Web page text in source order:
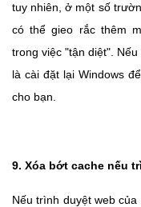
tuy nhiên, ở một số
có thể gieo rắc thêm
trong việc "tận diệt".
là cài đặt lại Windows
cho bạn.
9. Xóa bớt cache nếu
Nếu trình duyệt web